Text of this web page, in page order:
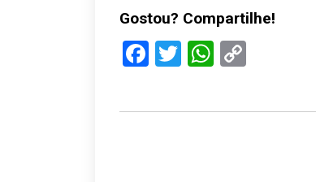
Gostou? Compartilhe!
Facebook
TwitterWhatsApp